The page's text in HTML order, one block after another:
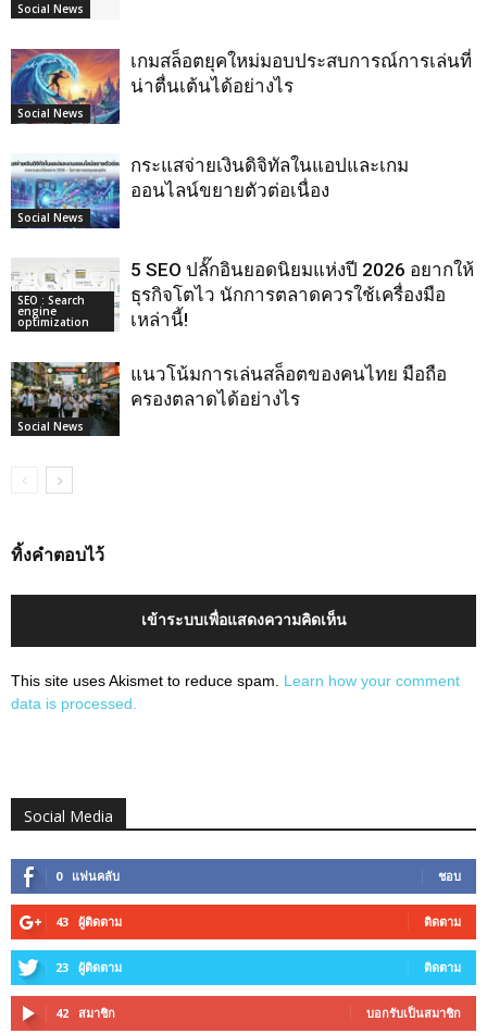
Social News
Social News
เกมสล็อตยุคใหม่มอบประสบการณ์การเล่นที่
น่าตื่นเต้นได้อย่างไร
Social News
กระแสจ่ายเงินดิจิทัลในแอปและเกม
ออนไลน์ขยายตัวต่อเนื่อง
SEO : Search
engine
optimization
5 SEO ปลั๊กอินยอดนิยมแห่งปี 2026 อยากให้
ธุรกิจโตไว นักการตลาดควรใช้เครื่องมือ
เหล่านี้!
Social News
แนวโน้มการเล่นสล็อตของคนไทย มือถือ
ครองตลาดได้อย่างไร
ทิ้งคำตอบไว้
เข้าระบบเพื่อแสดงความคิดเห็น
This site uses Akismet to reduce spam. Learn how your comment
data is processed.
Social Media
0 แฟนคลับ ชอบ
43 ผู้ติดตาม ติดตาม
23 ผู้ติดตาม ติดตาม
42 สมาชิก บอกรับเป็นสมาชิก